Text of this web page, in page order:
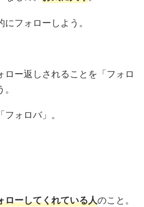
フォローしよう。
ロー返しされることを「フォロ
ォロバ」。
ローしてくれている人のこと。